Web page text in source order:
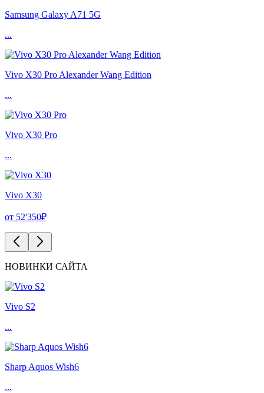
Samsung Galaxy A71 5G
...
Vivo X30 Pro Alexander Wang Edition
...
Vivo X30 Pro
...
Vivo X30
от 52'350₽
НОВИНКИ САЙТА
Vivo S2
...
Sharp Aquos Wish6
...